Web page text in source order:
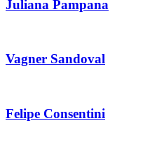
Juliana Pampana
Vagner Sandoval
Felipe Consentini